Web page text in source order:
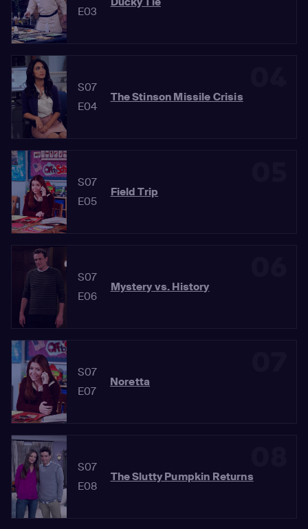
E03
S07
E04
The Stinson Missile Crisis
S07
E05
Field Trip
S07
E06
Mystery vs. History
S07
E07
Noretta
S07
E08
The Slutty Pumpkin Returns